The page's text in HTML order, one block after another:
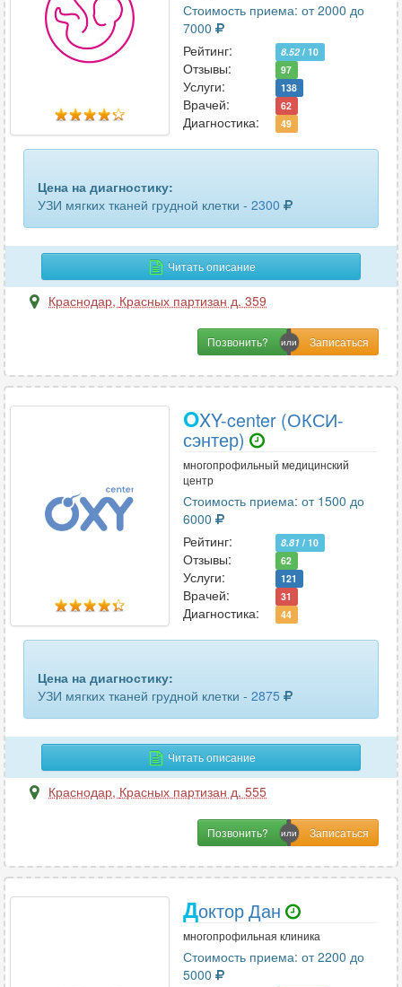
Стоимость приема: от 2000 до
7000
Рейтинг:
8.52 / 10
Отзывы: 97
Услуги: 138
Врачей: 62
Диагностика: 49
Цена на диагностику:
УЗИ мягких тканей грудной клетки - 2300
Читать описание
Краснодар, Красных партизан д. 359
Позвонить?
OXY-center (ОКСИ-
сэнтер)
многопрофильный медицинский
центр
Стоимость приема: от 1500 до
6000
Рейтинг:
8.81 / 10
Отзывы: 62
Услуги: 121
Врачей: 31
Диагностика: 44
Цена на диагностику:
УЗИ мягких тканей грудной клетки - 2875
Читать описание
Краснодар, Красных партизан д. 555
Позвонить?
Доктор Дан
многопрофильная клиника
Стоимость приема: от 2200 до
5000